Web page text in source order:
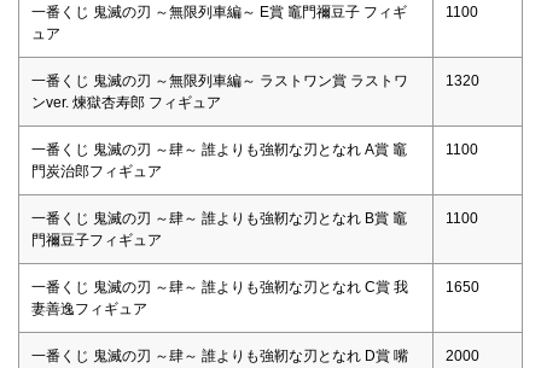
一番くじ 鬼滅の刃 ～無限列車編～ E賞 竈門禰豆子 フィギ
ュア
1100
一番くじ 鬼滅の刃 ～無限列車編～ ラストワン賞 ラストワ
ンver. 煉獄杏寿郎 フィギュア
1320
一番くじ 鬼滅の刃 ～肆～ 誰よりも強靭な刃となれ A賞 竈
門炭治郎フィギュア
1100
一番くじ 鬼滅の刃 ～肆～ 誰よりも強靭な刃となれ B賞 竈
門禰豆子フィギュア
1100
一番くじ 鬼滅の刃 ～肆～ 誰よりも強靭な刃となれ C賞 我
妻善逸フィギュア
1650
一番くじ 鬼滅の刃 ～肆～ 誰よりも強靭な刃となれ D賞 嘴
2000